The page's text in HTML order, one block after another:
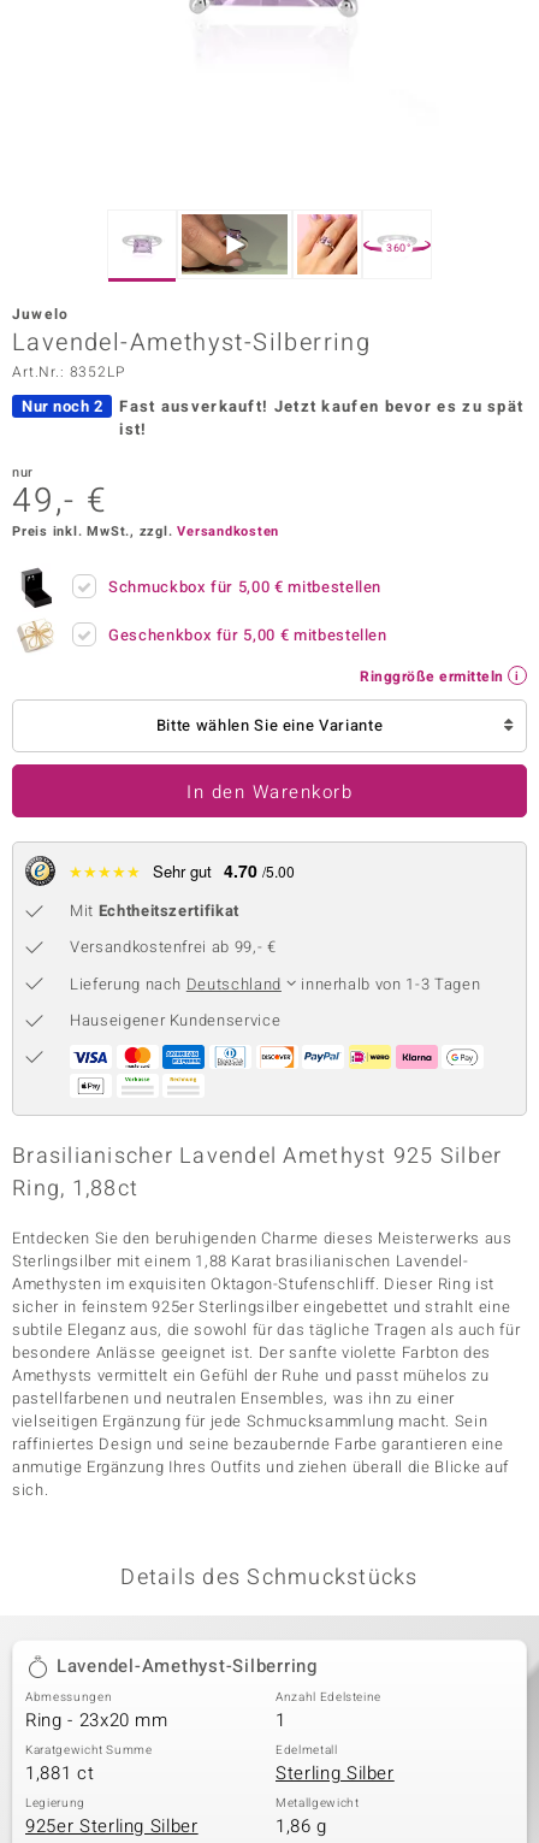
Vogue
BY DE MELO
Collection
Classics
360°
Juwelo
Lavendel-Amethyst-Silberring
Art.Nr.: 8352LP
Nur noch 2 Fast ausverkauft! Jetzt kaufen bevor es zu spät
ist!
nur
49,- €
Preis inkl. MwSt., zzgl.Versandkosten
Schmuckbox für 5,00 € mitbestellen
Geschenkbox für 5,00 € mitbestellen
Ringgröße ermitteln
Bitte wählen Sie eine Variante
In den Warenkorb
★★★★★ Sehr gut 4.70 /5.00
Mit Echtheitszertifikat
Versandkostenfrei ab 99,- €
Lieferung nach Deutschland
innerhalb von 1-3 Tagen
Hauseigener Kundenservice
Brasilianischer Lavendel Amethyst 925 Silber
Ring, 1,88ct
Entdecken Sie den beruhigenden Charme dieses Meisterwerks aus
Sterlingsilber mit einem 1,88 Karat brasilianischen Lavendel-
Amethysten im exquisiten Oktagon-Stufenschliff. Dieser Ring ist
sicher in feinstem 925er Sterlingsilber eingebettet und strahlt eine
subtile Eleganz aus, die sowohl für das tägliche Tragen als auch für
besondere Anlässe geeignet ist. Der sanfte violette Farbton des
Amethysts vermittelt ein Gefühl der Ruhe und passt mühelos zu
pastellfarbenen und neutralen Ensembles, was ihn zu einer
vielseitigen Ergänzung für jede Schmucksammlung macht. Sein
raffiniertes Design und seine bezaubernde Farbe garantieren eine
anmutige Ergänzung Ihres Outfits und ziehen überall die Blicke auf
sich.
Details des Schmuckstücks
Lavendel-Amethyst-Silberring
Abmessungen
Ring - 23x20 mm
Anzahl Edelsteine
1
Karatgewicht Summe
1,881 ct
Edelmetall
Sterling Silber
Legierung
925er Sterling Silber
Metallgewicht
1,86 g